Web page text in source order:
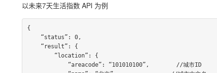
以未来7天生活指数 API 为例
{